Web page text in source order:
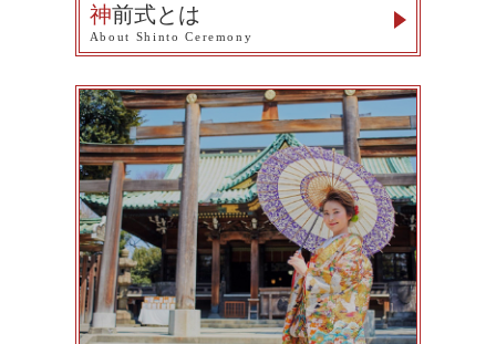
神前式とは
About Shinto Ceremony